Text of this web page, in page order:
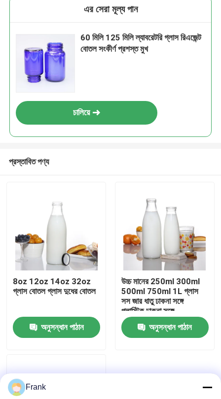
বাড়ি
আমাদের সম্পর্কে
এর সেরা মূল্য পান
60 মিলি 125 মিলি ল্যাবরেটরি গ্লাস রিএজেন্ট
বোতল সংকীর্ণ প্রশস্ত মুখ
চালিয়ে
প্রস্তাবিত পণ্য
8oz 12oz 14oz 32oz
গ্লাস বোতল গ্লাস দুধের বোতল
অনুসন্ধান পাঠান
উচ্চ মানের 250ml 300ml
500ml 750ml 1L গ্লাস
সস জার ধাতু ঢাকনা সঙ্গে
প্লাস্টিক ঢাকনা সঙ্গে
অনুসন্ধান পাঠান
Frank